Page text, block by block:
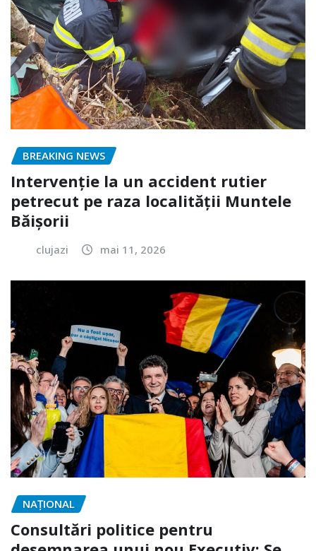
BREAKING NEWS
Intervenție la un accident rutier
petrecut pe raza localității Muntele
Băișorii
clujazi mai 11, 2026
NAŢIONAL
Consultări politice pentru